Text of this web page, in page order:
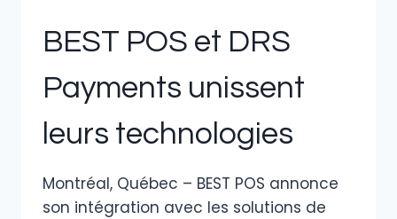
BEST POS et DRS
Payments unissent
leurs technologies
Montréal, Québec – BEST POS annonce
son intégration avec les solutions de